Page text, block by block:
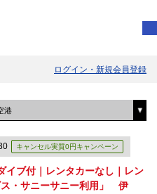
ログイン・新規会員登録
港
キャンセル実質0円キャンペーン
イブ付｜レンタカーなし｜レン
ス・サニーサニー利用」 伊